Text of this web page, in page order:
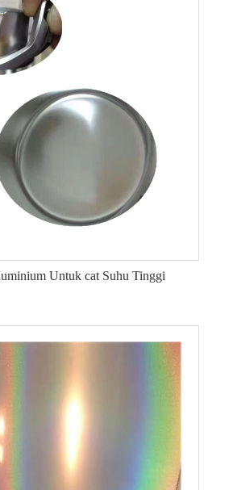
Untuk cat Suhu Tinggi